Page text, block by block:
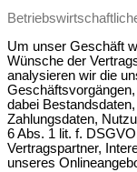
Um unser Geschäft
Wünsche der
analysieren wir die
dabei
Zahlungsdaten,
6 Abs. 1 lit. f.
Vertragspartner,
unseres